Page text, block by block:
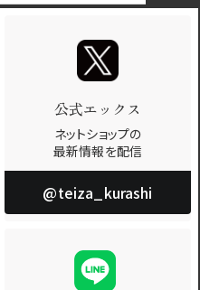
公式エックス
ネットショップの
最新情報を配信
@teiza_kurashi